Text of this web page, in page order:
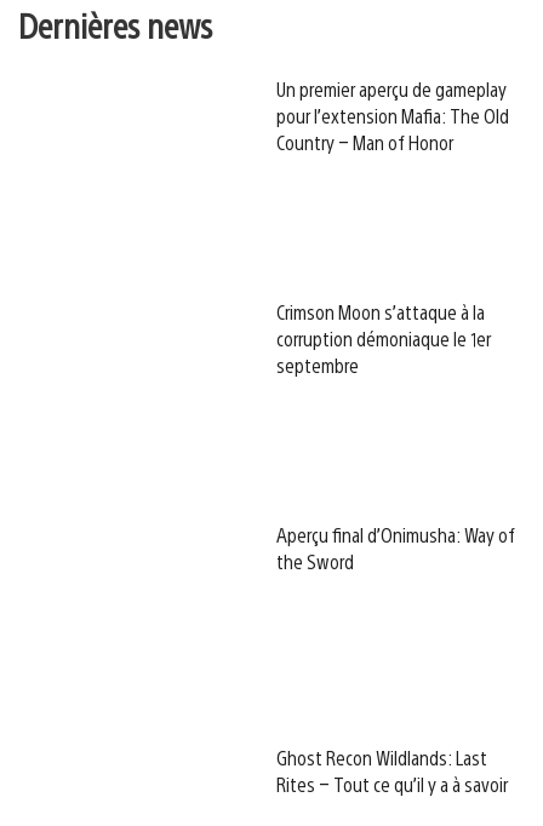
Dernières news
Un premier aperçu de gameplay
pour l’extension Mafia: The Old
Country – Man of Honor
Crimson Moon s’attaque à la
corruption démoniaque le 1er
septembre
Aperçu final d’Onimusha: Way of
the Sword
Ghost Recon Wildlands: Last
Rites – Tout ce qu’il y a à savoir